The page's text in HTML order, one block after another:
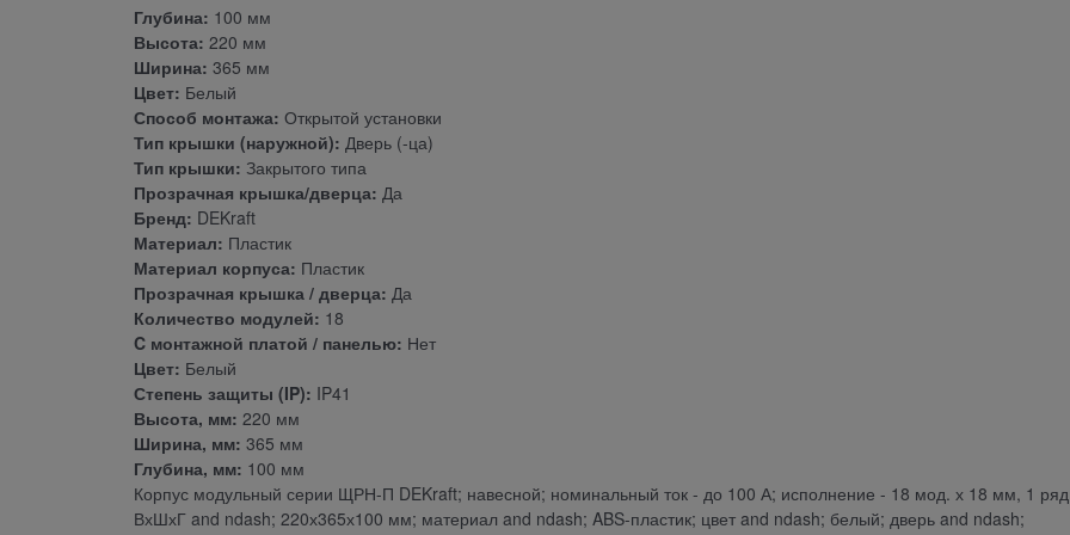
Глубина: 100 мм
Высота: 220 мм
Ширина: 365 мм
Цвет: Белый
Способ монтажа: Открытой установки
Тип крышки (наружной): Дверь (-ца)
Тип крышки: Закрытого типа
Прозрачная крышка/дверца: Да
Бренд: DEKraft
Материал: Пластик
Материал корпуса: Пластик
Прозрачная крышка / дверца: Да
Количество модулей: 18
C монтажной платой / панелью: Нет
Цвет: Белый
Степень защиты (IP): IP41
Высота, мм: 220 мм
Ширина, мм: 365 мм
Глубина, мм: 100 мм
Корпус модульный серии ЩРН-П DEKraft; навесной; номинальный ток - до 100 А; исполнение - 18 мод. х 18 мм, 1
ВхШхГ and ndash; 220х365х100 мм; материал and ndash; ABS-пластик; цвет and ndash; белый; дверь and ndash;